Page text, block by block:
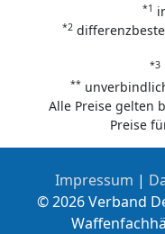
*1
*2
*3
**
Alle Preise gelten
Preise
Impressum |
© 2026 Verband